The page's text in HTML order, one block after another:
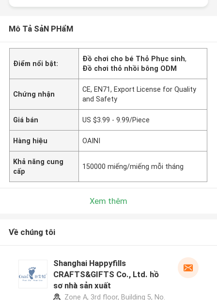
Mô Tả SảN PHẩM
Điểm nổi bật:
Đồ chơi cho bé Thỏ Phục sinh,
Đồ chơi thỏ nhồi bông ODM
Chứng nhận
CE, EN71, Export License for Quality
and Safety
Giá bán US $3.99 - 9.99/Piece
Hàng hiệu OAINI
Khả năng cung
cấp
150000 miếng/miếng mỗi tháng
Xem thêm
Về chúng tôi
Shanghai Happyfills
CRAFTS&GIFTS Co., Ltd. hồ
sơ nhà sản xuất
Zone A, 3rd floor, Building 5, No.